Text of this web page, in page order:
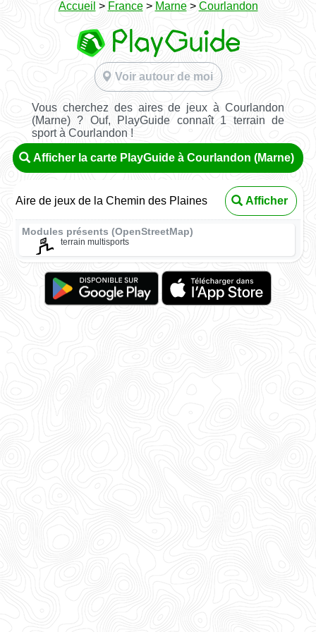
Accueil > France> Marne> Courlandon
Voir autour de moi
Vous cherchez des aires de jeux à Courlandon
(Marne) ? Ouf, PlayGuide connaît 1 terrain de
sport à Courlandon !
Afficher la carte PlayGuide à Courlandon (Marne)
Aire de jeux de la Chemin des Plaines Afficher
Modules présents (OpenStreetMap)
terrain multisports